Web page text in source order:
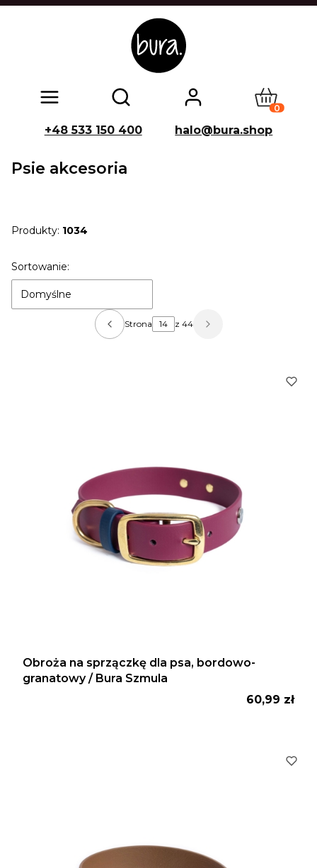
Otwórz wyszukiwarkę Produkty
+48 533 150 400 halo@bura.shop
Psie akcesoria
Produkty: 1034
Lista produktów
Sortowanie:
Domyślne
Poprzednie produkty
Strona z 44 Następne produkty
Obroża na sprzączkę dla psa, bordowo-
granatowy / Bura Szmula
Cena
60,99 zł